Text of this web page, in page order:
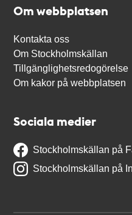
Om webbplatsen
Kontakta oss
Om Stockholmskällan
Tillgänglighetsredogörelse
Om kakor på webbplatsen
Sociala medier
Stockholmskällan på
Stockholmskällan på